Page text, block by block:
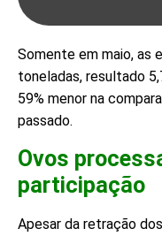
Somente em maio, as
toneladas, resultado
59% menor na
passado.
Ovos
participação
Apesar da retração